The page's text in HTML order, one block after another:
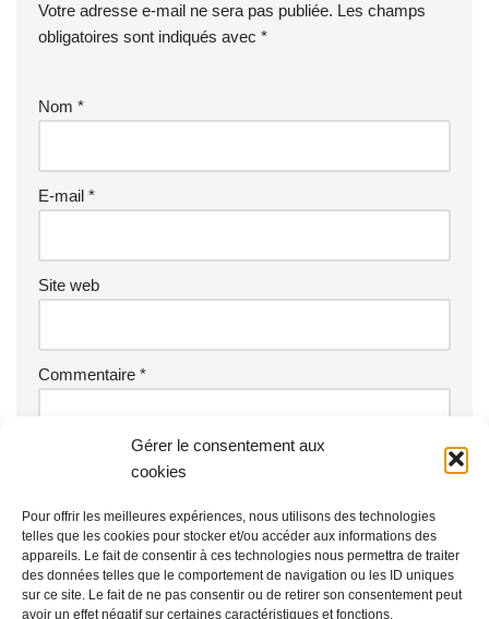
Gérer le consentement aux
cookies
Pour offrir les meilleures expériences, nous utilisons des technologies
telles que les cookies pour stocker et/ou accéder aux informations des
appareils. Le fait de consentir à ces technologies nous permettra de traiter
des données telles que le comportement de navigation ou les ID uniques
sur ce site. Le fait de ne pas consentir ou de retirer son consentement peut
avoir un effet négatif sur certaines caractéristiques et fonctions.
Votre adresse e-mail ne sera pas publiée. Les champs
obligatoires sont indiqués avec *
Nom *
E-mail *
Site web
Commentaire *